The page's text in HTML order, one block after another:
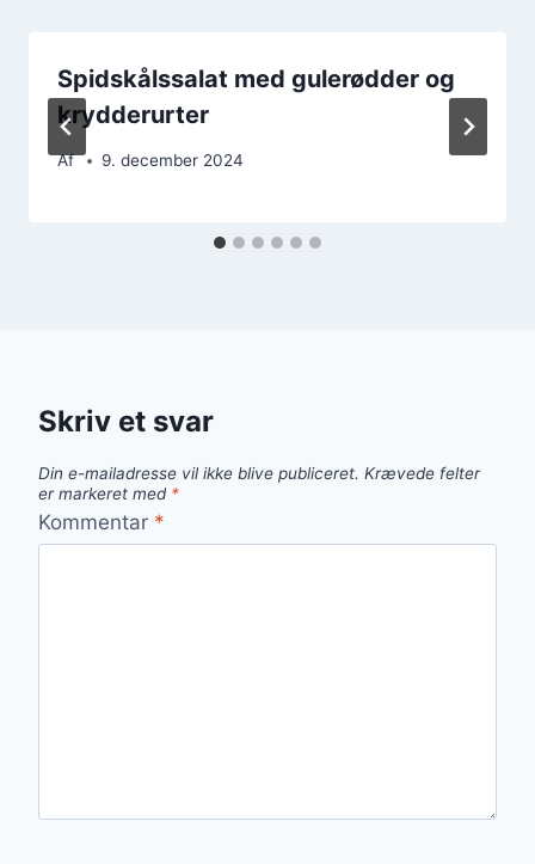
Spidskålssalat med gulerødder og
krydderurter
Af 9. december 2024
Skriv et svar
Din e-mailadresse vil ikke blive publiceret. Krævede felter
er markeret med *
Kommentar *